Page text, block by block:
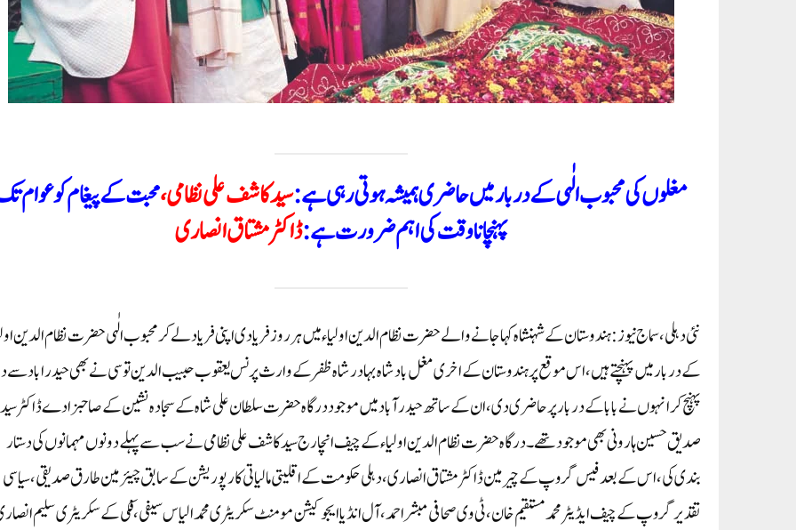
مغلوں کی محبوب الٰہی کے دربار میں حاضری ہمیشہ ہوتی رہی ہے:سید کاشف علی نظامی،محبت کے پیغام کو عوام
پہنچانا وقت کی اہم ضرورت ہے:ڈاکٹر مشتاق انصاری
نئی دہلی،سماج نیوز: ہندوستان کے شہنشاہ کہا جانے والے حضرت نظام الدین اولیاء میں ہر روز فریادی اپنی فریاد لے کر محبوب الٰہی حضرت نظام الدین
کے دربار میں پہنچتے ہیں، اس موقع پر ہندوستان کے اخری مغل بادشاہ بہادر شاہ ظفر کے وارث پرنس یعقوب حبیب الدین توسی نے بھی حیدراباد سے
پہنچ کر انہوں نے بابا کے دربار پر حاضری دی، ان کے ساتھ حیدرآباد میں موجود درگاہ حضرت سلطان علی شاہ کے سجادہ نشین کے صاحبزادے ڈاکٹر سید
صدیق حسین ہارونی بھی موجود تھے۔ درگاہ حضرت نظام الدین اولیاء کے چیف انچارج سید کاشف علی نظامی نے سب سے پہلے دونوں مہمانوں کی دستار
بندی کی، اس کے بعد فیس گروپ کے چیرمین ڈاکٹر مشتاق انصاری، دہلی حکومت کے اقلیتی مالیاتی کارپوریشن کے سابق چیئرمین طارق صدیقی، سیاسی
تقدیر گروپ کے چیف ایڈیٹر محمد مستقیم خان، ٹی وی صحافی مبشر احمد، آل انڈیا ایجوکیشن مومنٹ سکریٹری محمد الیاس سیفی، فکی کے سکریٹری سلیم